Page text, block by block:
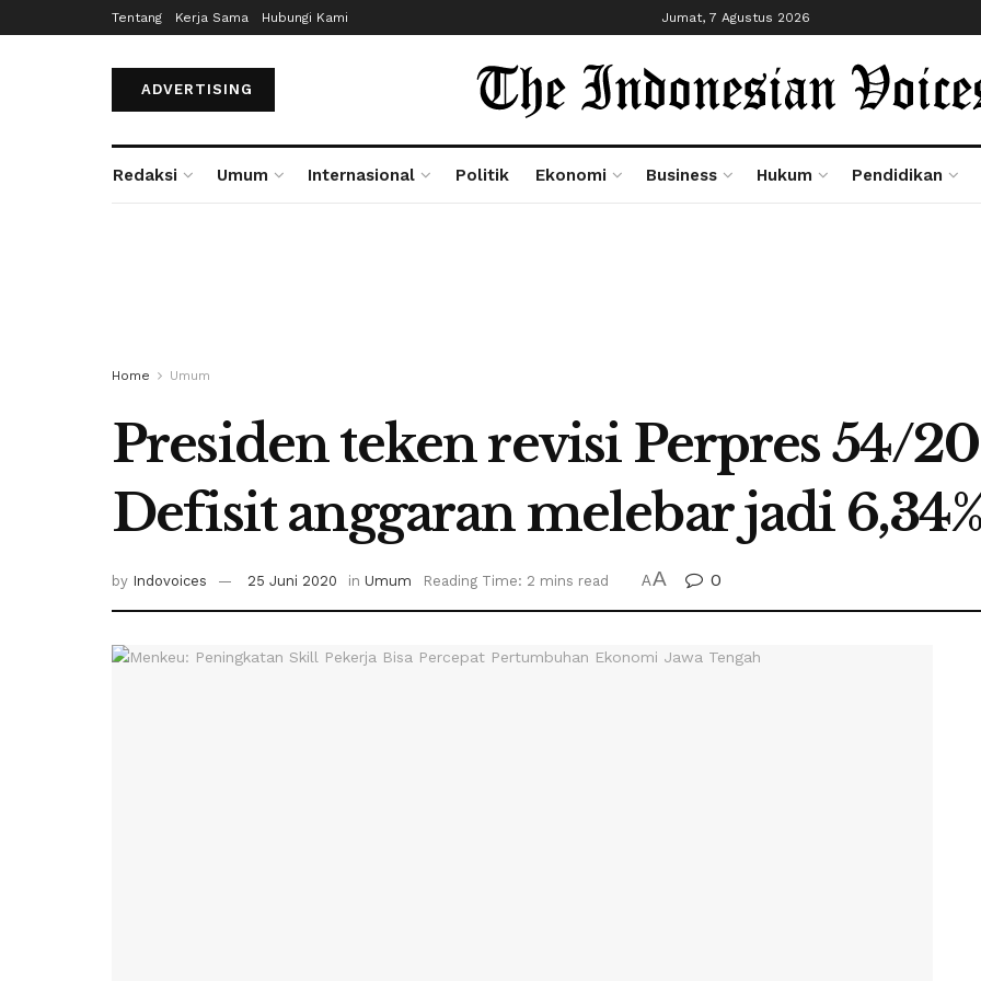
Tentang Kerja Sama Hubungi Kami Jumat, 7 Agustus 2026
ADVERTISING
Redaksi Umum Internasional Politik Ekonomi Business Hukum Pendidikan
Home Umum
Presiden teken revisi Perpres 54/
Defisit anggaran melebar jadi
by Indovoices 25 Juni 2020 in Umum Reading Time: 2 mins read AA 0